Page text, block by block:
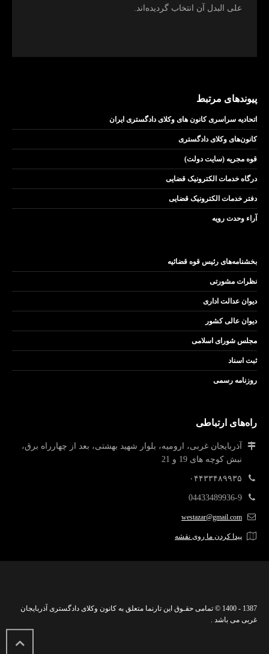
علی البدل آن انتخاب گرديده‌اند.
پیوندهای مرتبط
اتحادیه سراسری کانون های وکلای دادگستری ایران
کانون‌های وکلای دادگستری
قوه مجریه (سایت دولت)
درگاه خدمات الکترونیک قضایی
دفتر خدمات الکترونیک قضایی
آراء وحدت رویه
بخشنامه‌های رئیس قوه قضائیه
نظرات مشورتی
دیوان عدالت اداری
دیوان عالی کشور
مجلس شورای اسلامی
ثبت اسناد
روزنامه رسمی
راه‌های ارتباطی
آذربایجان غربی، ارومیه، بلوار شهید بهشتی، بعد از چهارراه برق،
نبش کوچه های 19 و 21
۰۴۴۳۳۴۸۹۹۳۵
04433489936-9
westazar@gmail.com
پیدا کردن ما روی نقشه
1387 - 1400 © تمامی حقـوق این تارنما متعلق به کانون وکلای دادگستری آذربایجان
غربی می باشد .